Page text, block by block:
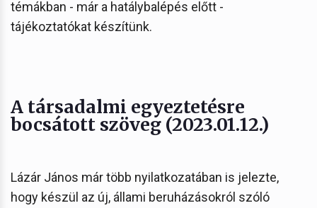
témákban - már a hatálybalépés előtt -
tájékoztatókat készítünk.
​​A társadalmi egyeztetésre
bocsátott szöveg (2023.01.12.)
Lázár János már több nyilatkozatában is jelezte,
hogy készül az új, állami beruházásokról szóló